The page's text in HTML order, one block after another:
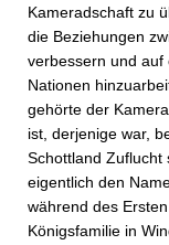
Kameradschaft zu
die Beziehungen
verbessern und auf
Nationen
gehörte der
ist, derjenige war,
Schottland Zuflucht
eigentlich den
während des
Königsfamilie in